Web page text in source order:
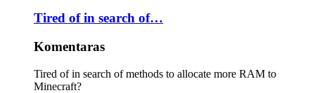
Tired of in search of…
Komentaras
Tired of in search of methods to allocate more RAM to
Minecraft?